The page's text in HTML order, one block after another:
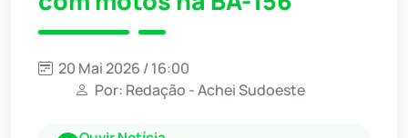
20 Mai 2026 / 16:00
Por: Redação - Achei Sudoeste